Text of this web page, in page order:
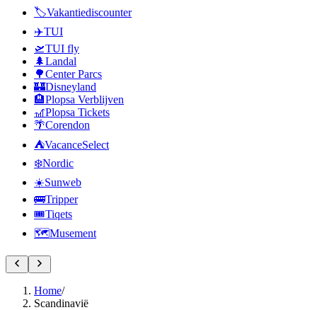
🏷️Vakantiediscounter
✈️TUI
🛫TUI fly
🌲Landal
🌳Center Parcs
🏰Disneyland
🏨Plopsa Verblijven
🎢Plopsa Tickets
🌴Corendon
⛺VacanceSelect
❄️Nordic
☀️Sunweb
🚌Tripper
🎟️Tiqets
🗺️Musement
Home/
Scandinavië